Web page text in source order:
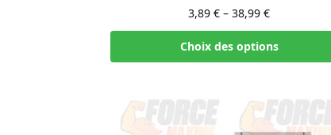
3,89€ –38,99€
Choix des options